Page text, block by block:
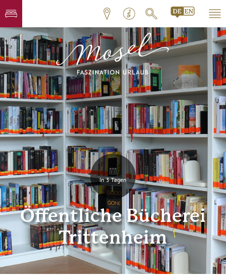
In 3 Tagen
Öffentliche Bücherei
Trittenheim